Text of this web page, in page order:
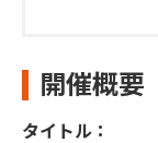
開催概要
タイトル：